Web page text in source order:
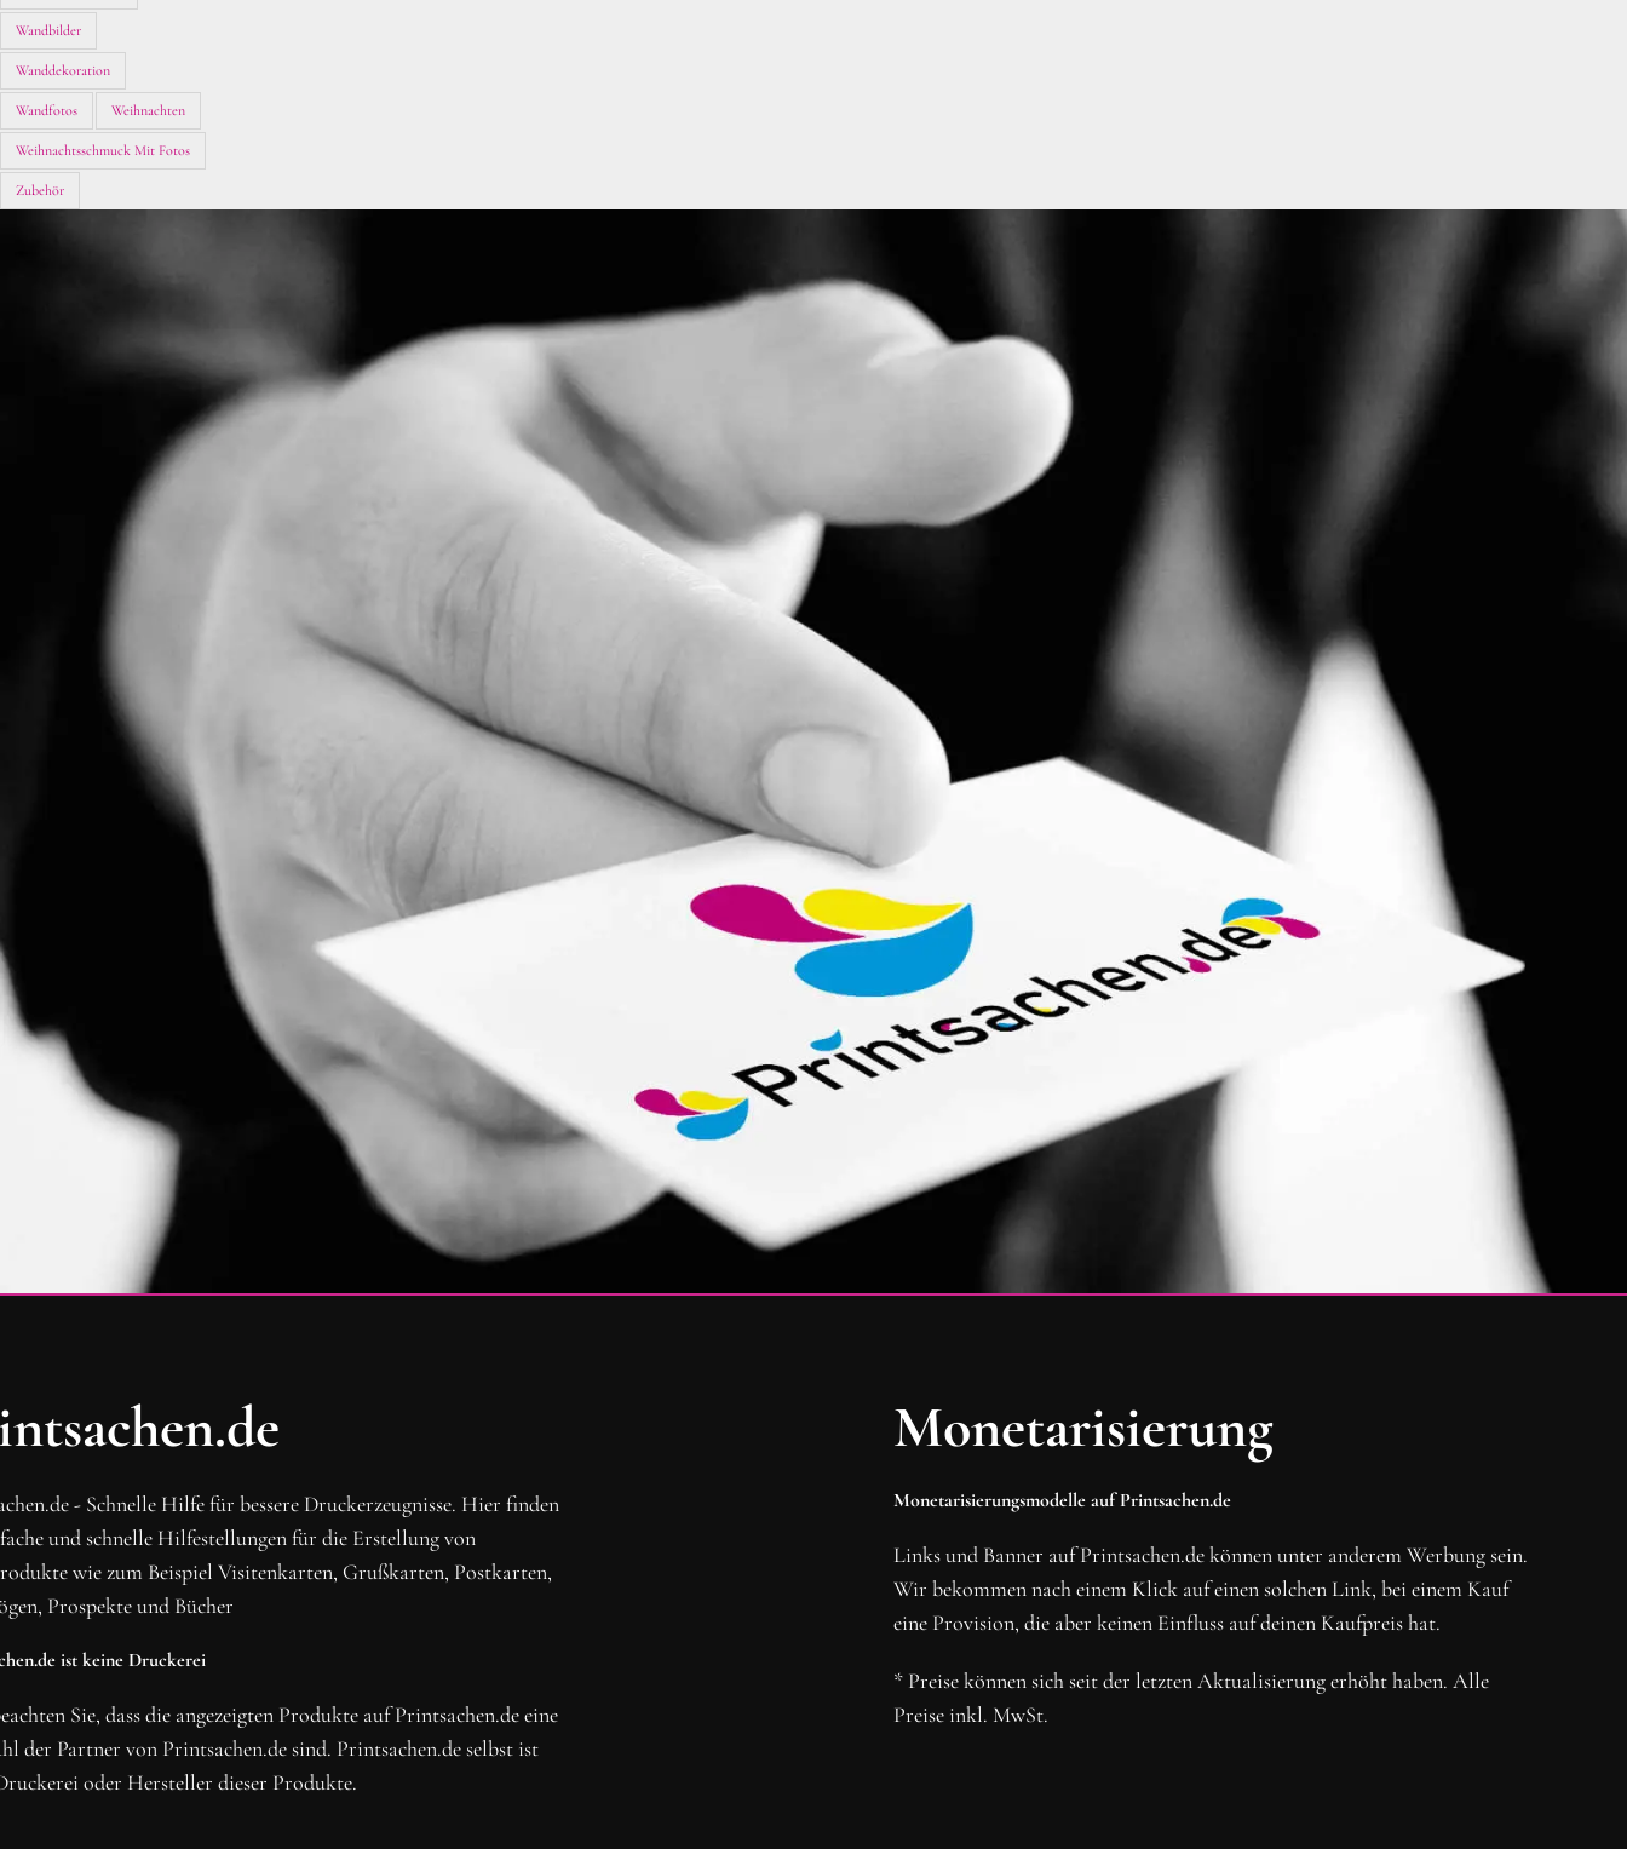
Wandbilder
Wanddekoration
Wandfotos Weihnachten
Weihnachtsschmuck Mit Fotos
Zubehör
BLEIBE MIT UNS IN VERBINDUNG!
Erhalte die neusten Beiträge, sichere dir Top-Angebote und abonniere unseren
NEWSLETTER ABONNIEREN
- Schnelle Hilfe für bessere Druckerzeugnisse. Hier finden
und schnelle Hilfestellungen für die Erstellung von
wie zum Beispiel Visitenkarten, Grußkarten, Postkarten,
Prospekte und Bücher
ist keine Druckerei
Sie, dass die angezeigten Produkte auf Printsachen.de eine
der Partner von Printsachen.de sind. Printsachen.de selbst ist
oder Hersteller dieser Produkte.
Monetarisierung
Monetarisierungsmodelle auf Printsachen.de
Links und Banner auf Printsachen.de können unter anderem Werbung sein.
Wir bekommen nach einem Klick auf einen solchen Link, bei einem Kauf
eine Provision, die aber keinen Einfluss auf deinen Kaufpreis hat.
* Preise können sich seit der letzten Aktualisierung erhöht haben. Alle
Preise inkl. MwSt.